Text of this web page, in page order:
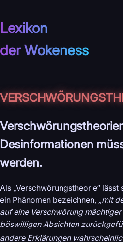
Lexikon
der Wokeness
Desinformationen
werden.
Als „Verschwörungstheorie“
ein Phänomen bezeichnen, „mit
auf eine Verschwörung
böswilligen Absichten
andere Erklärungen